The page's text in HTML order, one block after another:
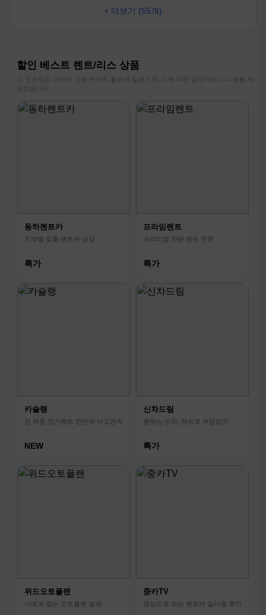
+ 더보기 (55개)
할인 베스트 렌트/리스 상품
이 포스팅은 네이버 쇼핑 커넥트 활동의 일환으로, 이에 따른 일정액의 수수료를 제
공받습니다.
동하렌트카
지역별 맞춤 렌트카 상담
특가
프라임렌트
프리미엄 차량 렌트 전문
특가
카슐랭
전 차종 장기렌트 한번에 비교견적
NEW
신차드림
원하는 신차, 렌트로 부담없이
특가
위드오토플랜
나에게 맞는 오토플랜 설계
중카TV
영상으로 보는 렌트카 실사용 후기